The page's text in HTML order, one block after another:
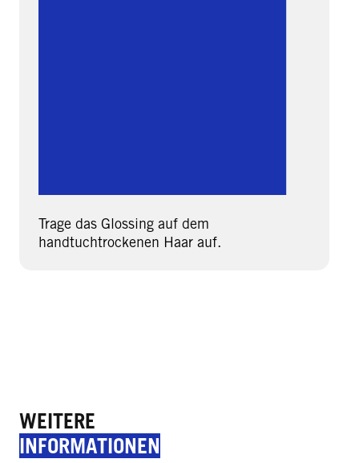
Trage das Glossing auf dem
handtuchtrockenen Haar auf.
WEITERE
INFORMATIONEN